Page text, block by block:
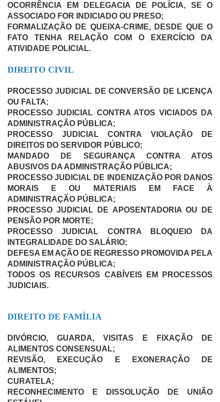
OCORRÊNCIA EM DELEGACIA DE POLÍCIA, SE O
ASSOCIADO FOR INDICIADO OU PRESO;
FORMALIZAÇÃO DE QUEIXA-CRIME, DESDE QUE O
FATO TENHA RELAÇÃO COM O EXERCÍCIO DA
ATIVIDADE POLICIAL.
DIREITO CIVIL
PROCESSO JUDICIAL DE CONVERSÃO DE LICENÇA
OU FALTA;
PROCESSO JUDICIAL CONTRA ATOS VICIADOS DA
ADMINISTRAÇÃO PÚBLICA;
PROCESSO JUDICIAL CONTRA VIOLAÇÃO DE
DIREITOS DO SERVIDOR PÚBLICO;
MANDADO DE SEGURANÇA CONTRA ATOS
ABUSIVOS DA ADMINISTRAÇÃO PÚBLICA;
PROCESSO JUDICIAL DE INDENIZAÇÃO POR DANOS
MORAIS E OU MATERIAIS EM FACE À
ADMINISTRAÇÃO PÚBLICA;
PROCESSO JUDICIAL DE APOSENTADORIA OU DE
PENSÃO POR MORTE;
PROCESSO JUDICIAL CONTRA BLOQUEIO DA
INTEGRALIDADE DO SALÁRIO;
DEFESA EM AÇÃO DE REGRESSO PROMOVIDA PELA
ADMINISTRAÇÃO PÚBLICA;
TODOS OS RECURSOS CABÍVEIS EM PROCESSOS
JUDICIAIS.
DIREITO DE FAMÍLIA
DIVÓRCIO, GUARDA, VISITAS E FIXAÇÃO DE
ALIMENTOS CONSENSUAL;
REVISÃO, EXECUÇÃO E EXONERAÇÃO DE
ALIMENTOS;
CURATELA;
RECONHECIMENTO E DISSOLUÇÃO DE UNIÃO